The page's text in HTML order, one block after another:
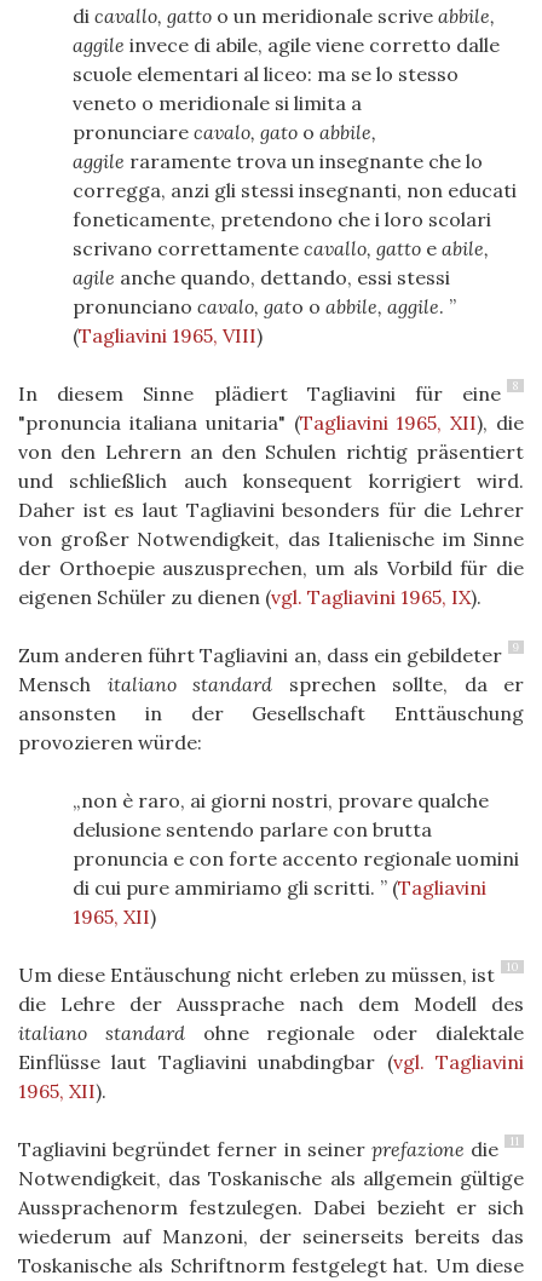
di cavallo, gatto o un meridionale scrive abbile,
aggile invece di abile, agile viene corretto dalle
scuole elementari al liceo: ma se lo stesso
veneto o meridionale si limita a
pronunciare cavalo, gato o abbile,
aggile raramente trova un insegnante che lo
corregga, anzi gli stessi insegnanti, non educati
foneticamente, pretendono che i loro scolari
scrivano correttamente cavallo, gatto e abile,
agile anche quando, dettando, essi stessi
pronunciano cavalo, gato o abbile, aggile.
(Tagliavini 1965, VIII)
8
In diesem Sinne plädiert Tagliavini für eine
"pronuncia italiana unitaria" (Tagliavini 1965, XII), die
von den Lehrern an den Schulen richtig präsentiert
und schließlich auch konsequent korrigiert wird.
Daher ist es laut Tagliavini besonders für die Lehrer
von großer Notwendigkeit, das Italienische im Sinne
der Orthoepie auszusprechen, um als Vorbild für die
eigenen Schüler zu dienen (vgl. Tagliavini 1965, IX).
9
Zum anderen führt Tagliavini an, dass ein gebildeter
Mensch italiano standard sprechen sollte, da er
ansonsten in der Gesellschaft Enttäuschung
provozieren würde:
non è raro, ai giorni nostri, provare qualche
delusione sentendo parlare con brutta
pronuncia e con forte accento regionale uomini
di cui pure ammiriamo gli scritti.
(Tagliavini
1965, XII)
10
Um diese Entäuschung nicht erleben zu müssen, ist
die Lehre der Aussprache nach dem Modell des
italiano standardohne regionale oder dialektale
Einflüsse laut Tagliavini unabdingbar (vgl. Tagliavini
1965, XII).
11
Tagliavini begründet ferner in seiner prefazione die
Notwendigkeit, das Toskanische als allgemein gültige
Aussprachenorm festzulegen. Dabei bezieht er sich
wiederum auf Manzoni, der seinerseits bereits das
Toskanische als Schriftnorm festgelegt hat. Um diese